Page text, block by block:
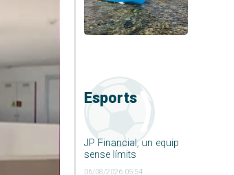
Esports
JP Financial, un equip
sense límits
06/08/2026 05:54